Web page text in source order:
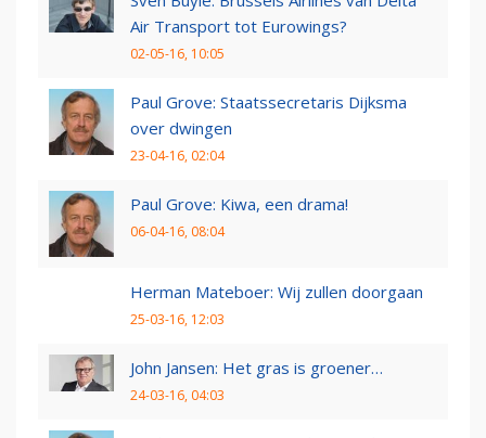
Air Transport tot Eurowings?
02-05-16, 10:05
Paul Grove: Staatssecretaris Dijksma
over dwingen
23-04-16, 02:04
Paul Grove: Kiwa, een drama!
06-04-16, 08:04
Herman Mateboer: Wij zullen doorgaan
25-03-16, 12:03
John Jansen: Het gras is groener…
24-03-16, 04:03